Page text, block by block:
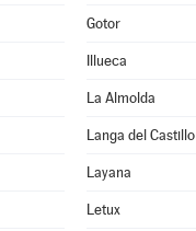
Gotor
Illueca
La Almolda
Langa del Castillo
Layana
Letux